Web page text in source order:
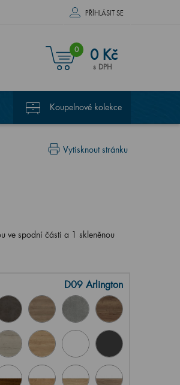
PŘÍHLÁSIT SE
0 0 Kč
s DPH
Koupelnové kolekce
Vytisknout stránku
ve spodní části a 1 skleněnou
D09 Arlington